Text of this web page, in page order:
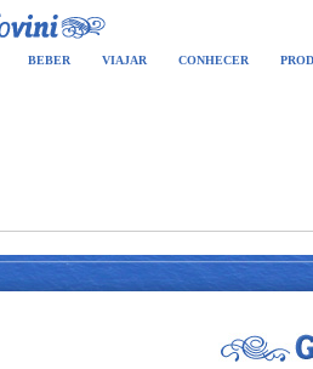
BEBER VIAJAR CONHECER